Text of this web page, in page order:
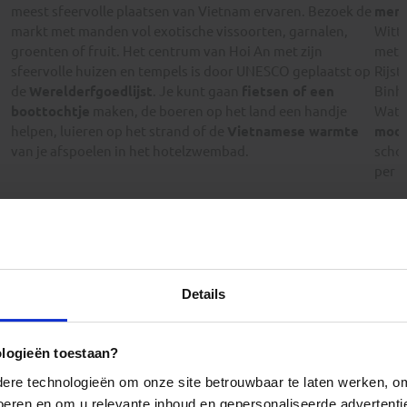
Details
toestaan?
technologieën om onze site betrouwbaar te laten werken,
en om u relevante inhoud en gepersonaliseerde
in twee snelle weken aan bod komen. Fijne organisatie en
en neem nog steeds cash geld mee
mijn zoon en ik. We hadden heel mooie en gevulde dagen